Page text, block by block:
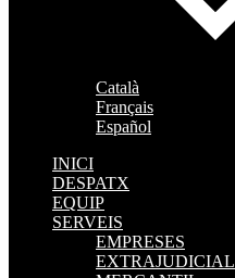
Català
Français
Español
INICI
DESPATX
EQUIP
SERVEIS
EMPRESES
EXTRAJUDICIAL